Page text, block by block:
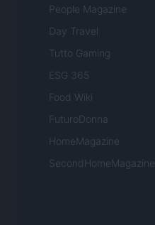
People Magazine
Day Travel
Tutto Gaming
ESG 365
Food Wiki
FuturoDonna
HomeMagazine
SecondHomeMagazine